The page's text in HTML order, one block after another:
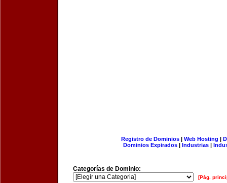
Registro de Dominios| Web Hosting |
Dominios Expirados | Industrias |
Categorías de Dominio:
[Pág.